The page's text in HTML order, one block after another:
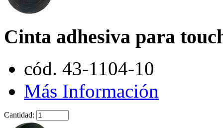
Cinta adhesiva para
cód. 43-1104-10
Más Información
Cantidad: